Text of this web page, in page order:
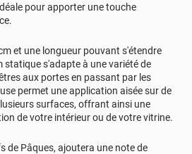
pour apporter une touche
et une longueur pouvant s'étendre
statique s'adapte à une variété de
aux portes en passant par les
permet une application aisée sur de
surfaces, offrant ainsi une
de votre intérieur ou de votre vitrine.
de Pâques, ajoutera une note de